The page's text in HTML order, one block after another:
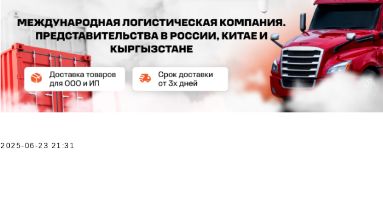
2025-06-23 21:31